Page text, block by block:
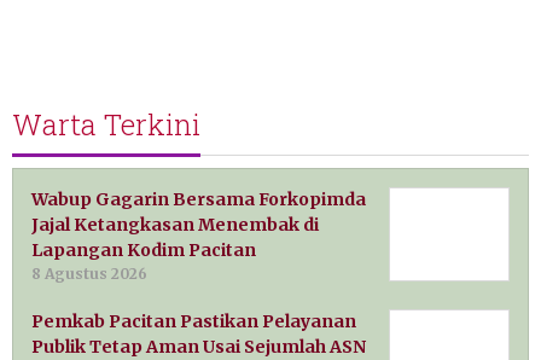
Warta Terkini
Wabup Gagarin Bersama Forkopimda
Jajal Ketangkasan Menembak di
Lapangan Kodim Pacitan
8 Agustus 2026
Pemkab Pacitan Pastikan Pelayanan
Publik Tetap Aman Usai Sejumlah ASN